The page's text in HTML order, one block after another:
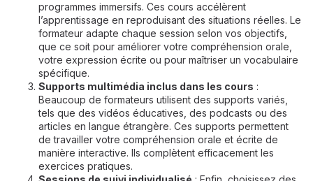
programmes immersifs. Ces cours accélèrent
l’apprentissage en reproduisant des situations réelles. Le
formateur adapte chaque session selon vos objectifs,
que ce soit pour améliorer votre compréhension orale,
votre expression écrite ou pour maîtriser un vocabulaire
spécifique.
Supports multimédia inclus dans les cours :
Beaucoup de formateurs utilisent des supports variés,
tels que des vidéos éducatives, des podcasts ou des
articles en langue étrangère. Ces supports permettent
de travailler votre compréhension orale et écrite de
manière interactive. Ils complètent efficacement les
exercices pratiques.